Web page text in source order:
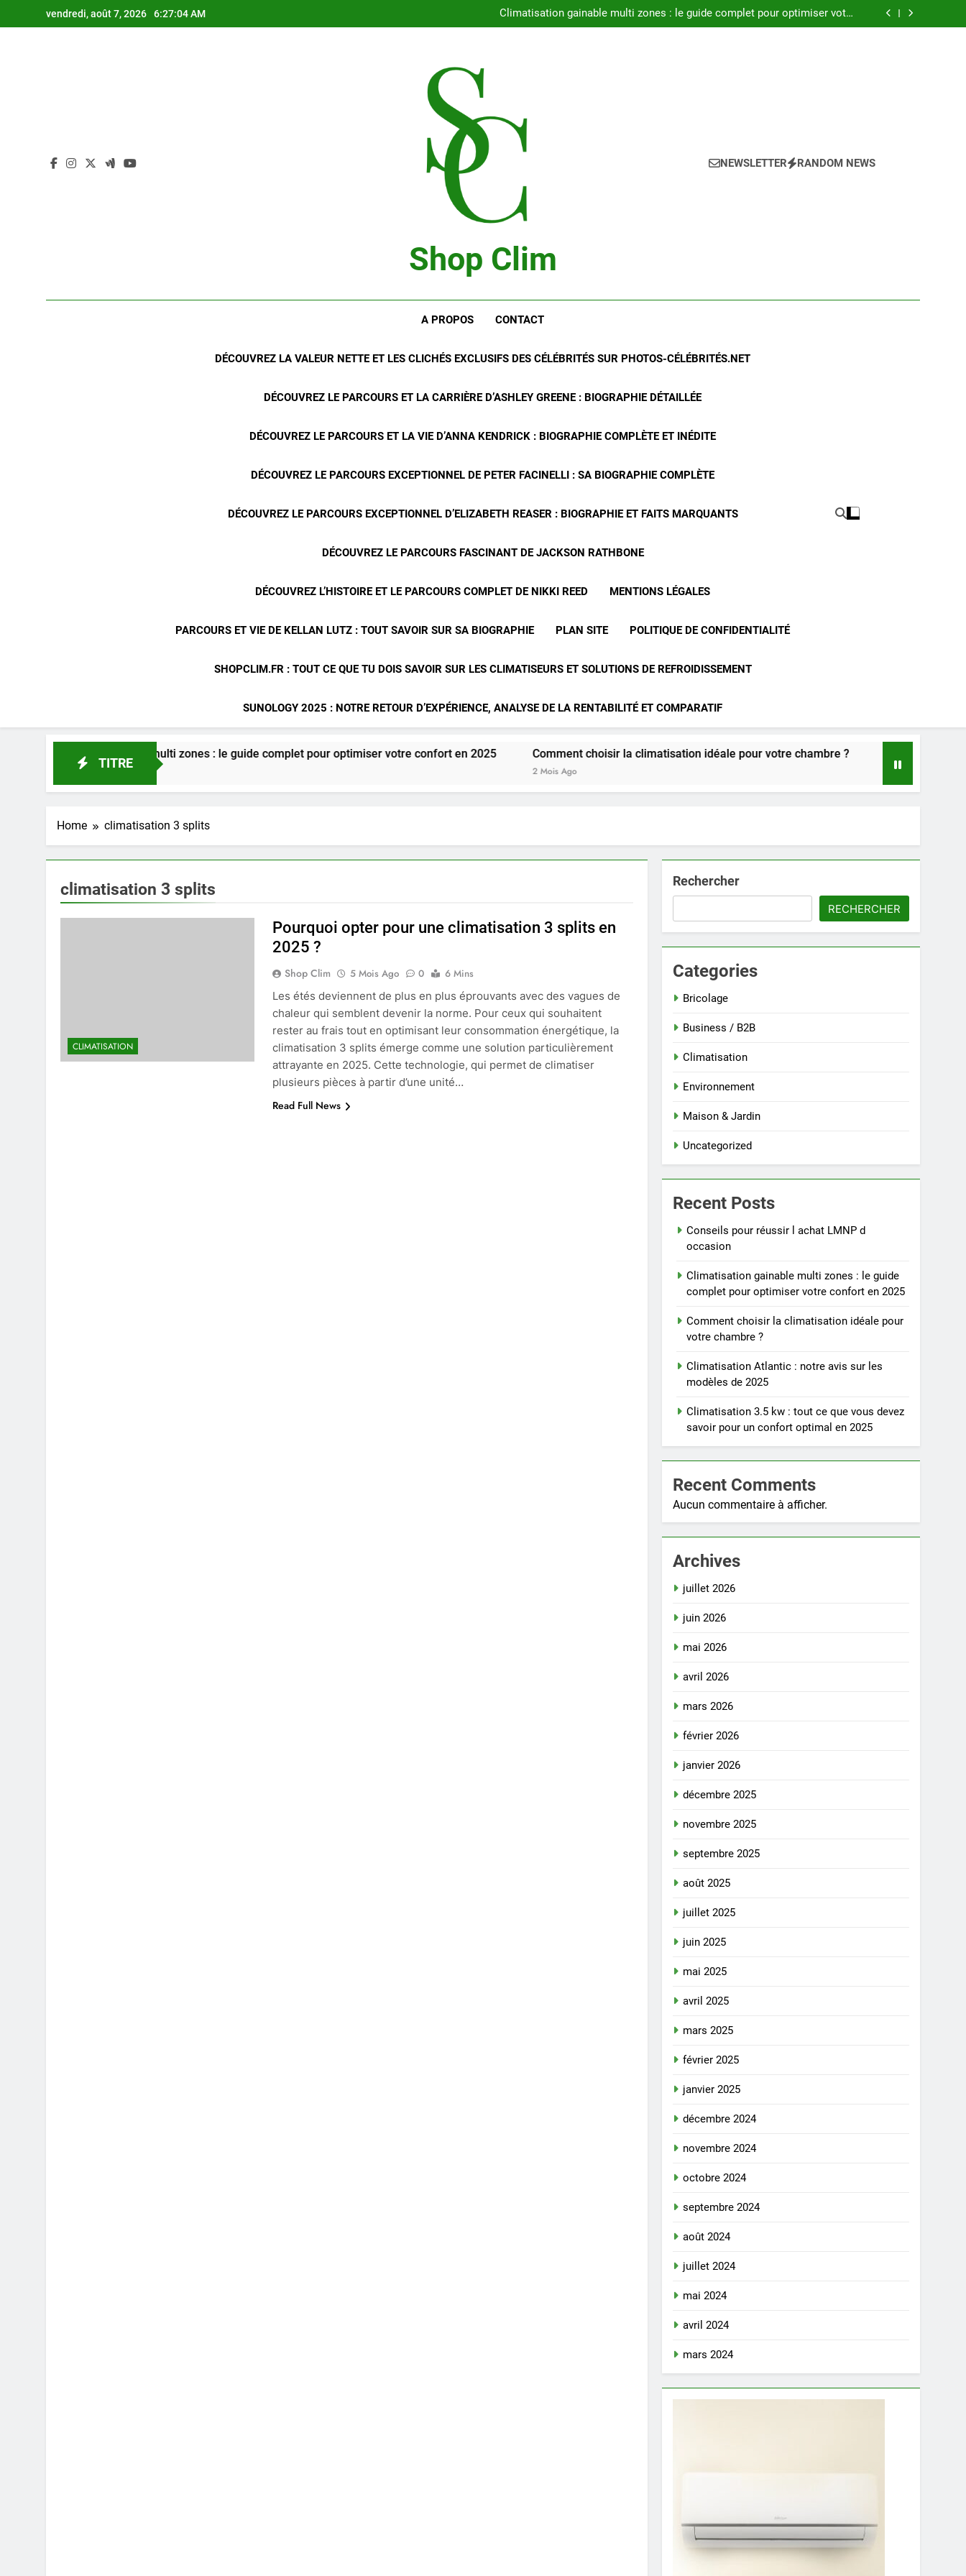
to
vendredi, août 7, 2026 6:27:04 AM
Climatisation gainable multi zones : le guide complet pour optimiser votre
confort en 2025
Comment choisir la climatisation idéale pour votre chambre ?
Shop Clim
NEWSLETTER RANDOM NEWS
A PROPOS CONTACT
DÉCOUVREZ LA VALEUR NETTE ET LES CLICHÉS EXCLUSIFS DES CÉLÉBRITÉS SUR PHOTOS-CÉLÉBRITÉS.NET
DÉCOUVREZ LE PARCOURS ET LA CARRIÈRE D’ASHLEY GREENE : BIOGRAPHIE DÉTAILLÉE
DÉCOUVREZ LE PARCOURS ET LA VIE D’ANNA KENDRICK : BIOGRAPHIE COMPLÈTE ET INÉDITE
DÉCOUVREZ LE PARCOURS EXCEPTIONNEL DE PETER FACINELLI : SA BIOGRAPHIE COMPLÈTE
DÉCOUVREZ LE PARCOURS EXCEPTIONNEL D’ELIZABETH REASER : BIOGRAPHIE ET FAITS MARQUANTS
DÉCOUVREZ LE PARCOURS FASCINANT DE JACKSON RATHBONE
DÉCOUVREZ L’HISTOIRE ET LE PARCOURS COMPLET DE NIKKI REED MENTIONS LÉGALES
PARCOURS ET VIE DE KELLAN LUTZ : TOUT SAVOIR SUR SA BIOGRAPHIE PLAN SITE POLITIQUE DE CONFIDENTIALITÉ
SHOPCLIM.FR : TOUT CE QUE TU DOIS SAVOIR SUR LES CLIMATISEURS ET SOLUTIONS DE REFROIDISSEMENT
SUNOLOGY 2025 : NOTRE RETOUR D’EXPÉRIENCE, ANALYSE DE LA RENTABILITÉ ET COMPARATIF
TITRE
gainable multi zones : le guide complet pour optimiser votre confort en 2025 Comment choisir la climatisation idéale pour votre chambre ? Climatisation Atlantic :
Home climatisation 3 splits
climatisation 3 splits
CLIMATISATION
Pourquoi opter pour une climatisation 3 splits en
2025 ?
Shop Clim 5 Mois Ago 0
6 Mins
Les étés deviennent de plus en plus éprouvants avec des vagues de
chaleur qui semblent devenir la norme. Pour ceux qui souhaitent
rester au frais tout en optimisant leur consommation énergétique, la
climatisation 3 splits émerge comme une solution particulièrement
attrayante en 2025. Cette technologie, qui permet de climatiser
plusieurs pièces à partir d’une unité…
Read Full News
Rechercher
RECHERCHER
Categories
Bricolage
Business / B2B
Climatisation
Environnement
Maison & Jardin
Uncategorized
Recent Posts
Conseils pour réussir l achat LMNP d
occasion
Climatisation gainable multi zones : le guide
complet pour optimiser votre confort en 2025
Comment choisir la climatisation idéale pour
votre chambre ?
Climatisation Atlantic : notre avis sur les
modèles de 2025
Climatisation 3.5 kw : tout ce que vous devez
savoir pour un confort optimal en 2025
Recent Comments
Aucun commentaire à afficher.
Archives
juillet 2026
juin 2026
mai 2026
avril 2026
mars 2026
février 2026
janvier 2026
décembre 2025
novembre 2025
septembre 2025
août 2025
juillet 2025
juin 2025
mai 2025
avril 2025
mars 2025
février 2025
janvier 2025
décembre 2024
novembre 2024
octobre 2024
septembre 2024
août 2024
juillet 2024
mai 2024
avril 2024
mars 2024